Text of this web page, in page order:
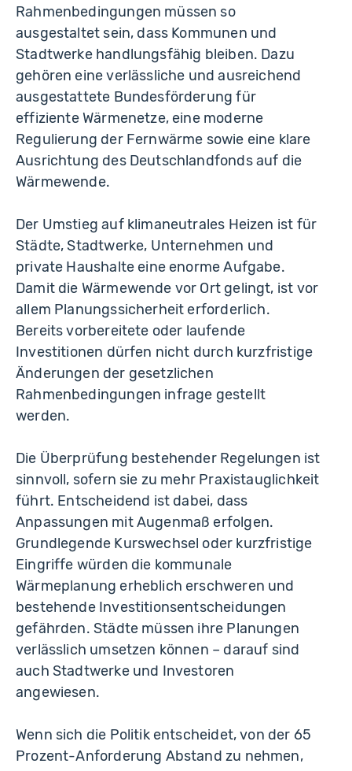
Rahmenbedingungen müssen so
ausgestaltet sein, dass Kommunen und
Stadtwerke handlungsfähig bleiben. Dazu
gehören eine verlässliche und ausreichend
ausgestattete Bundesförderung für
effiziente Wärmenetze, eine moderne
Regulierung der Fernwärme sowie eine klare
Ausrichtung des Deutschlandfonds auf die
Wärmewende.
Der Umstieg auf klimaneutrales Heizen ist für
Städte, Stadtwerke, Unternehmen und
private Haushalte eine enorme Aufgabe.
Damit die Wärmewende vor Ort gelingt, ist vor
allem Planungssicherheit erforderlich.
Bereits vorbereitete oder laufende
Investitionen dürfen nicht durch kurzfristige
Änderungen der gesetzlichen
Rahmenbedingungen infrage gestellt
werden.
Die Überprüfung bestehender Regelungen ist
sinnvoll, sofern sie zu mehr Praxistauglichkeit
führt. Entscheidend ist dabei, dass
Anpassungen mit Augenmaß erfolgen.
Grundlegende Kurswechsel oder kurzfristige
Eingriffe würden die kommunale
Wärmeplanung erheblich erschweren und
bestehende Investitionsentscheidungen
gefährden. Städte müssen ihre Planungen
verlässlich umsetzen können – darauf sind
auch Stadtwerke und Investoren
angewiesen.
Wenn sich die Politik entscheidet, von der 65
Prozent-Anforderung Abstand zu nehmen,